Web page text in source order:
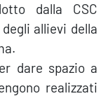
dalla CSC
allievi della
dare spazio a
realizzati